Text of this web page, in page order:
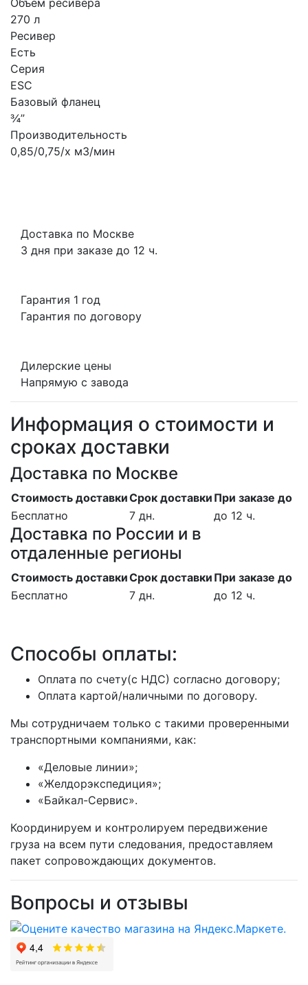
270 л
Ресивер
Есть
Серия
ESC
Базовый фланец
¾”
Производительность
0,85/0,75/x м3/мин
Доставка по Москве
3 дня при заказе до 12 ч.
Гарантия 1 год
Гарантия по договору
Дилерские цены
Напрямую с завода
Информация о стоимости и
сроках доставки
Доставка по Москве
Стоимость доставкиСрок доставки При заказе до
Бесплатно
7 дн. до 12 ч.
Доставка по России и в
отдаленные регионы
Стоимость доставкиСрок доставки При заказе до
Бесплатно
7 дн. до 12 ч.
Способы оплаты:
Оплата по счету(с НДС) согласно договору;
Оплата картой/наличными по договору.
Мы сотрудничаем только с такими проверенными
транспортными компаниями, как:
«Деловые линии»;
«Желдорэкспедиция»;
«Байкал-Сервис».
Координируем и контролируем передвижение
груза на всем пути следования, предоставляем
пакет сопровождающих документов.
Вопросы и отзывы